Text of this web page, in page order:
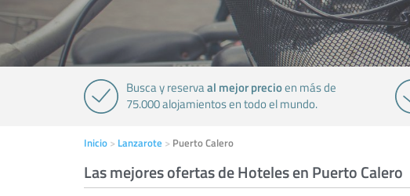
Busca y reservaal mejor precioen más de
75.000 alojamientos en todo el mundo.
Inicio Lanzarote Puerto Calero
Las mejores ofertas de Hoteles en Puerto Calero